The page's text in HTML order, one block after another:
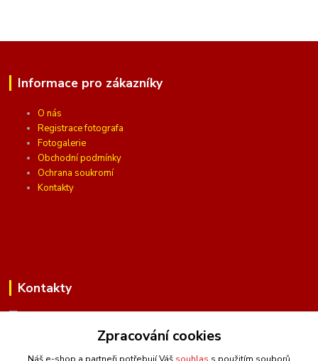
Informace pro zákazníky
O nás
Registrace fotografa
Fotogalerie
Obchodní podmínky
Ochrana soukromí
Kontakty
Kontakty
(Po-Pá, 10 - 16 hod.)
Zpracování cookies